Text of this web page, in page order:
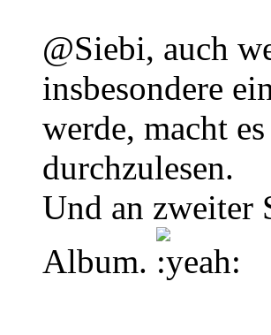
@Siebi, auch
insbesondere
werde, macht
durchzulesen.
Und an zweiter
Album.